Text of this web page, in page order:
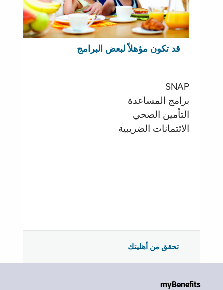
قد تكون مؤهلاً لبعض البرامج
SNAP
برامج المساعدة
التأمين الصحي
الائتمانات الضريبية
تحقق من أهليتك
myBenefits